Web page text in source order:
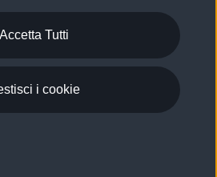
una maggiore tutela del tuo
Accetta Tutti
i cookie